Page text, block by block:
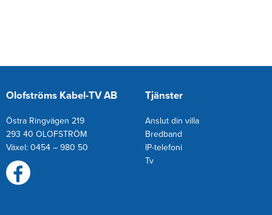
Olofströms Kabel-TV AB
Östra Ringvägen 219
293 40 OLOFSTRÖM
Växel: 0454 – 980 50
Tjänster
Anslut din villa
Bredband
IP-telefoni
Tv